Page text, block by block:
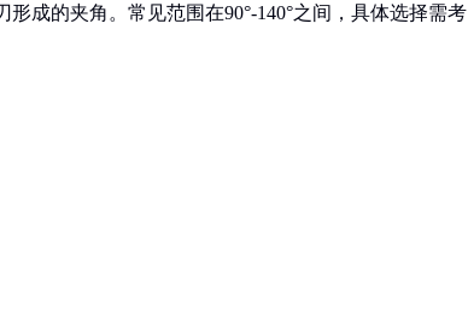
成的夹角。常见范围在90°-140°之间，具体选择需考